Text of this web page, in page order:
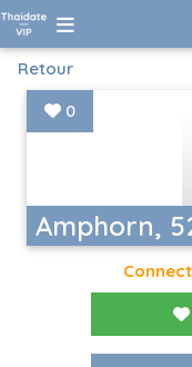
Retour
Amphorn,
0